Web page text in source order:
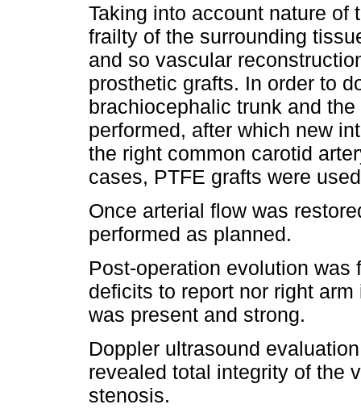
Taking into account nature of
frailty of the surrounding
and so vascular
prosthetic grafts. In order to
brachiocephalic trunk and
performed, after which new
the right common carotid
cases, PTFE grafts were
Once arterial flow was
performed as planned.
Post-operation evolution
deficits to report nor right
was present and strong.
Doppler ultrasound
revealed total integrity of the
stenosis.